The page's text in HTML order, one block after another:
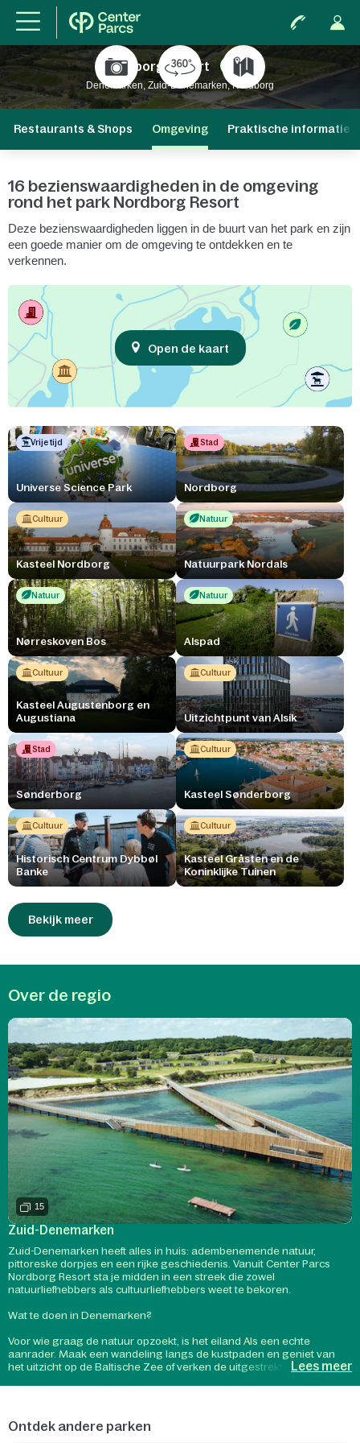
Nordborg Resort Nieuw
Denemarken, Zuid-Denemarken, Nordborg
Restaurants & Shops Omgeving Praktische informatie
16 bezienswaardigheden in de omgeving
rond het park Nordborg Resort
Deze bezienswaardigheden liggen in de buurt van het park en zijn
een goede manier om de omgeving te ontdekken en te
verkennen.
Open de kaart
Vrije tijd
Universe Science Park
Stad
Nordborg
Cultuur
Kasteel Nordborg
Natuur
Natuurpark Nordals
Natuur
Nørreskoven Bos
Natuur
Alspad
Cultuur
Kasteel Augustenborg en
Augustiana
Cultuur
Uitzichtpunt van Alsik
Stad
Sønderborg
Cultuur
Kasteel Sønderborg
Cultuur
Historisch Centrum Dybbøl
Banke
Cultuur
Kasteel Gråsten en de
Koninklijke Tuinen
Bekijk meer
Over de regio
15
Zuid-Denemarken
Zuid-Denemarken heeft alles in huis: adembenemende natuur,
pittoreske dorpjes en een rijke geschiedenis. Vanuit Center Parcs
Nordborg Resort sta je midden in een streek die zowel
natuurliefhebbers als cultuurliefhebbers weet te bekoren.
Wat te doen in Denemarken?
Voor wie graag de natuur opzoekt, is het eiland Als een echte
aanrader. Maak een wandeling langs de kustpaden en geniet van
het uitzicht op de Baltische Zee of verken de uitgestrekte bossen. De
de uitstekende fietspaden maken van Denemarken een paradijs voor
Lees meer
Ontdek andere parken